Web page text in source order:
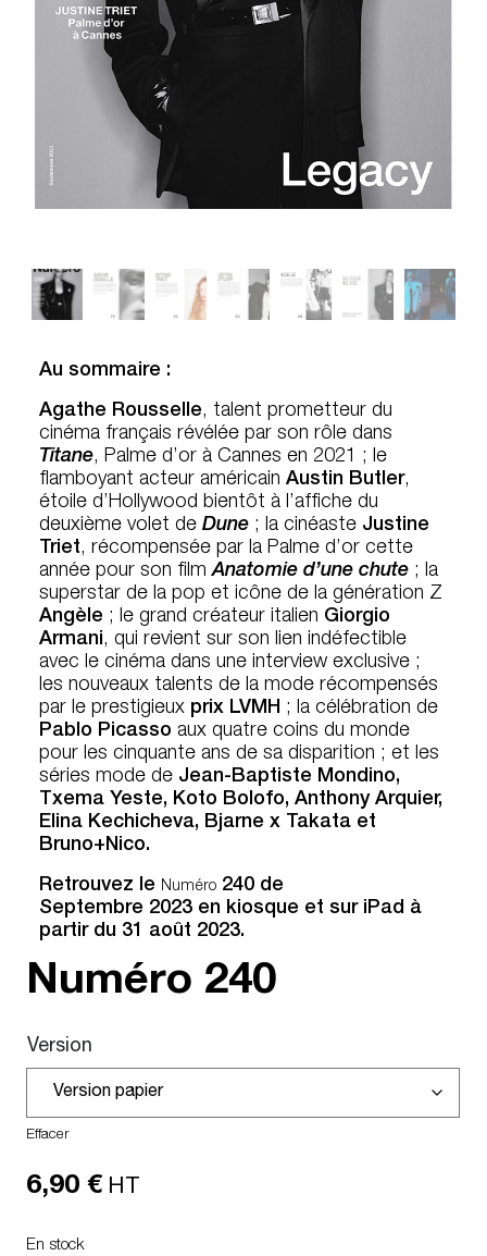
Au sommaire :
Agathe Rousselle, talent prometteur du
cinéma français révélée par son rôle dans
Titane, Palme d’or à Cannes en 2021 ; le
flamboyant acteur américain Austin Butler,
étoile d’Hollywood bientôt à l’affiche du
deuxième volet de Dune ; la cinéaste Justine
Triet, récompensée par la Palme d’or cette
année pour son film Anatomie d’une chute ; la
superstar de la pop et icône de la génération Z
Angèle ; le grand créateur italien Giorgio
Armani, qui revient sur son lien indéfectible
avec le cinéma dans une interview exclusive ;
les nouveaux talents de la mode récompensés
par le prestigieux prix LVMH ; la célébration de
Pablo Picasso aux quatre coins du monde
pour les cinquante ans de sa disparition ; et les
séries mode de Jean-Baptiste Mondino,
Txema Yeste, Koto Bolofo, Anthony Arquier,
Elina Kechicheva, Bjarne x Takata et
Bruno+Nico.
Retrouvez le Numéro 240 de
Septembre 2023 en kiosque et sur iPad à
partir du 31 août 2023.
Numéro 240
Version
Effacer
6,90 € HT
En stock